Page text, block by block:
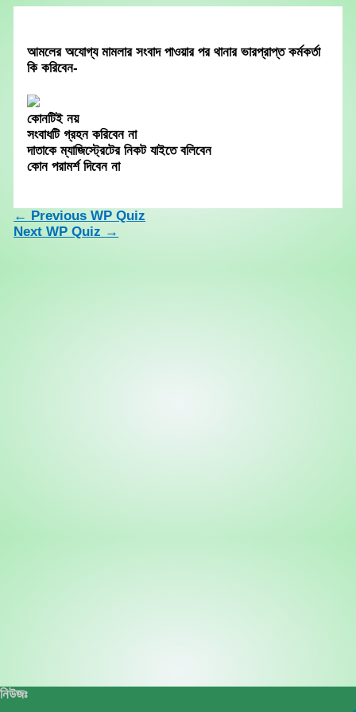
content
আমলের অযোগ্য মামলার সংবাদ পাওয়ার পর থানার ভারপ্রাপ্ত কর্মকর্তা
কি করিবেন-
কোনটিই নয়
সংবাধটি গ্রহন করিবেন না
দাতাকে ম্যাজিস্ট্রেটের নিকট যাইতে বলিবেন
কোন পরামর্শ দিবেন না
← Previous WP Quiz
Next WP Quiz →
নিউজঃ